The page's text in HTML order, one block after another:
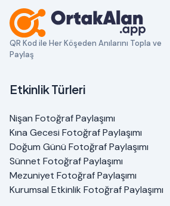
QR Kod ile Her Köşeden Anılarını Topla ve
Paylaş
Etkinlik Türleri
Nişan Fotoğraf Paylaşımı
Kına Gecesi Fotoğraf Paylaşımı
Doğum Günü Fotoğraf Paylaşımı
Sünnet Fotoğraf Paylaşımı
Mezuniyet Fotoğraf Paylaşımı
Kurumsal Etkinlik Fotoğraf Paylaşımı